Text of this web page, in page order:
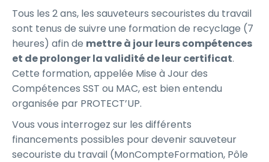
Tous les 2 ans, les sauveteurs secouristes du travail
sont tenus de suivre une formation de recyclage (7
heures) afin de mettre à jour leurs compétences
et de prolonger la validité de leur certificat.
Cette formation, appelée Mise à Jour des
Compétences SST ou MAC, est bien entendu
organisée par PROTECT’UP.
Vous vous interrogez sur les différents
financements possibles pour devenir sauveteur
secouriste du travail (MonCompteFormation, Pôle